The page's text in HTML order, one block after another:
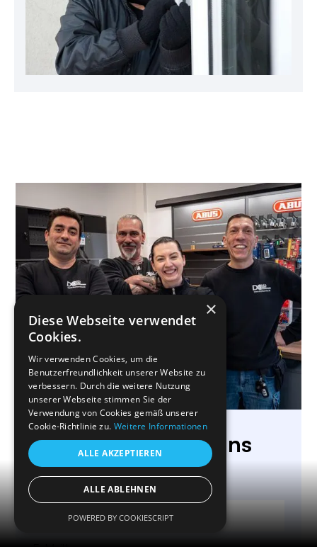
Menü
Kontaktieren Sie uns
Vorname, Name*
×
Diese Webseite verwendet
Cookies.
Wir verwenden Cookies, um die
Benutzerfreundlichkeit unserer Website zu
verbessern. Durch die weitere Nutzung
unserer Webseite stimmen Sie der
Verwendung von Cookies gemäß unserer
Cookie-Richtlinie zu. Weitere Informationen
ALLE AKZEPTIEREN
ALLE ABLEHNEN
POWERED BY COOKIESCRIPT